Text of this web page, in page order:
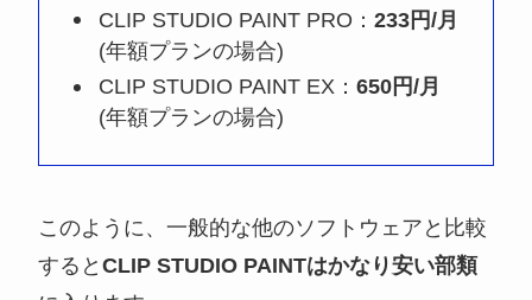
CLIP STUDIO PAINT PRO： 233円/月
(年額プランの場合)
CLIP STUDIO PAINT EX： 650円/月
(年額プランの場合)
このように、一般的な他のソフトウェアと比較
するとCLIP STUDIO PAINTはかなり安い部類